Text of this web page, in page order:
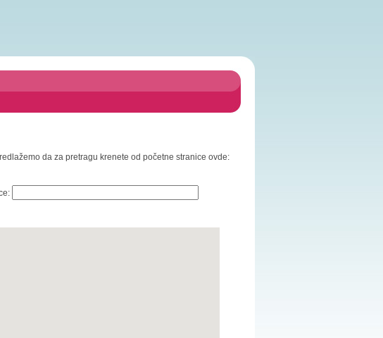
da za pretragu krenete od početne stranice ovde: